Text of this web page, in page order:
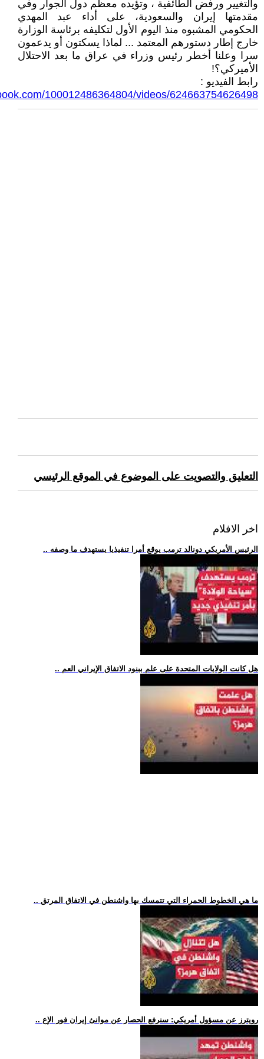
والتغيير ورفض الطائفية ، وتؤيده معظم دول الجوار وفي
مقدمتها إيران والسعودية، على أداء عبد المهدي
الحكومي المشبوه منذ اليوم الأول لتكليفه برئاسة الوزارة
خارج إطار دستورهم المعتمد ... لماذا يسكتون أو يدعمون
سرا وعلنا أخطر رئيس وزراء في عراق ما بعد الاحتلال
الأميركي؟!
رابط الفيديو :
100012486364804/videos/624663754626498
التعليق والتصويت على الموضوع في الموقع الرئيسي
اخر الافلام
.. الرئيس الأمريكي دونالد ترمب يوقع أمرا تنفيذيا يستهدف ما وصفه
.. هل كانت الولايات المتحدة على علم ببنود الاتفاق الإيراني العم
.. ما هي الخطوط الحمراء التي تتمسك بها واشنطن في الاتفاق المرتق
.. رويترز عن مسؤول أمريكي: سنرفع الحصار عن موانئ إيران فور الإع